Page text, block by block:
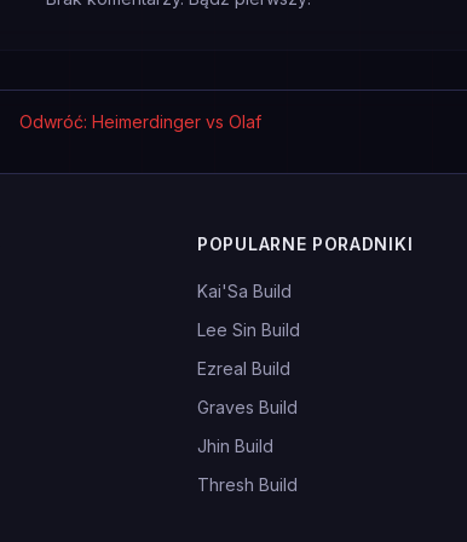
Odwróć: Heimerdinger vs Olaf
POPULARNE PORADNIKI
Kai'Sa Build
Lee Sin Build
Ezreal Build
Graves Build
Jhin Build
Thresh Build